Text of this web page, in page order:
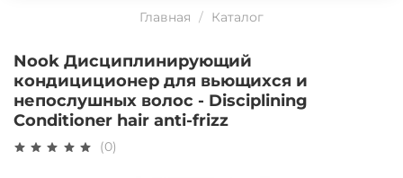
Главная Каталог
Nook Дисциплинирующий
кондициционер для вьющихся и
непослушных волос - Disciplining
Conditioner hair anti-frizz
(0)